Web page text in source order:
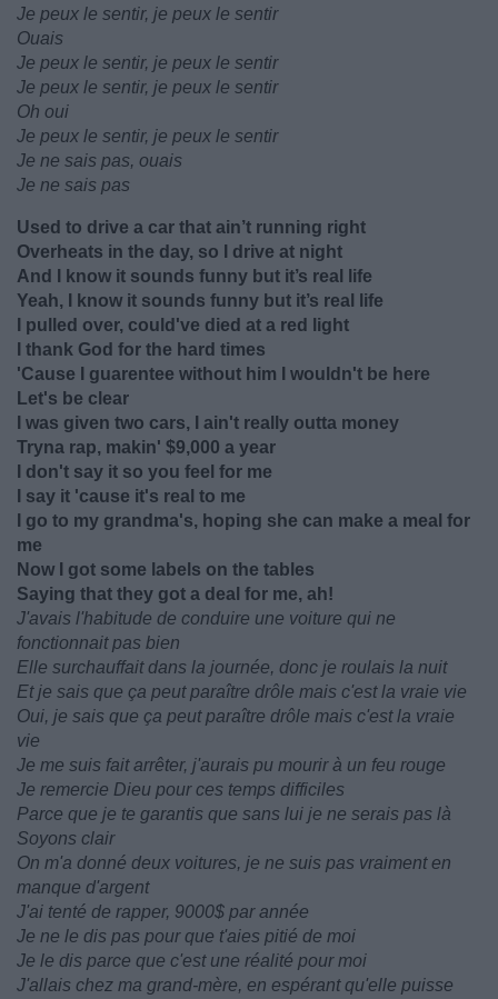
Je peux le sentir, je peux le sentir
Ouais
Je peux le sentir, je peux le sentir
Je peux le sentir, je peux le sentir
Oh oui
Je peux le sentir, je peux le sentir
Je ne sais pas, ouais
Je ne sais pas
Used to drive a car that ain’t running right
Overheats in the day, so I drive at night
And I know it sounds funny but it’s real life
Yeah, I know it sounds funny but it’s real life
I pulled over, could've died at a red light
I thank God for the hard times
'Cause I guarentee without him I wouldn't be here
Let's be clear
I was given two cars, I ain't really outta money
Tryna rap, makin' $9,000 a year
I don't say it so you feel for me
I say it 'cause it's real to me
I go to my grandma's, hoping she can make a meal for
me
Now I got some labels on the tables
Saying that they got a deal for me, ah!
J'avais l'habitude de conduire une voiture qui ne
fonctionnait pas bien
Elle surchauffait dans la journée, donc je roulais la nuit
Et je sais que ça peut paraître drôle mais c'est la vraie vie
Oui, je sais que ça peut paraître drôle mais c'est la vraie
vie
Je me suis fait arrêter, j'aurais pu mourir à un feu rouge
Je remercie Dieu pour ces temps difficiles
Parce que je te garantis que sans lui je ne serais pas là
Soyons clair
On m'a donné deux voitures, je ne suis pas vraiment en
manque d'argent
J'ai tenté de rapper, 9000$ par année
Je ne le dis pas pour que t'aies pitié de moi
Je le dis parce que c'est une réalité pour moi
J'allais chez ma grand-mère, en espérant qu'elle puisse